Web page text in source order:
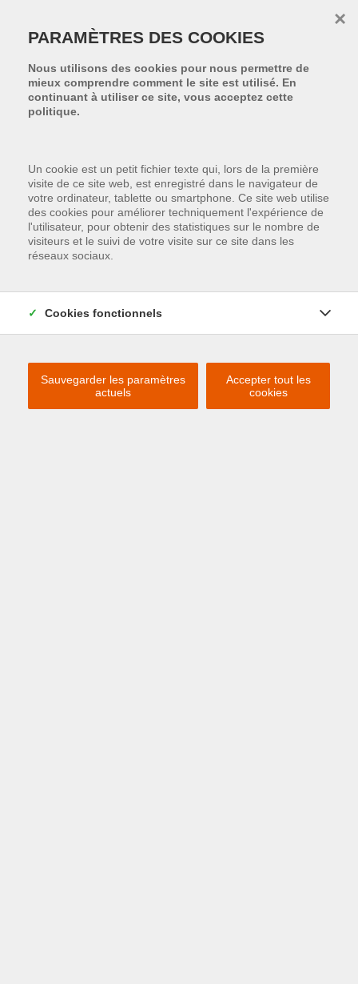
PARAMÈTRES DES COOKIES
Nous utilisons des cookies pour nous permettre de
mieux comprendre comment le site est utilisé. En
continuant à utiliser ce site, vous acceptez cette
politique.
Un cookie est un petit fichier texte qui, lors de la première
visite de ce site web, est enregistré dans le navigateur de
votre ordinateur, tablette ou smartphone. Ce site web utilise
des cookies pour améliorer techniquement l'expérience de
l'utilisateur, pour obtenir des statistiques sur le nombre de
visiteurs et le suivi de votre visite sur ce site dans les
réseaux sociaux.
×
Cookies fonctionnels
Sauvegarder les paramètres
actuels
Accepter tout les
cookies